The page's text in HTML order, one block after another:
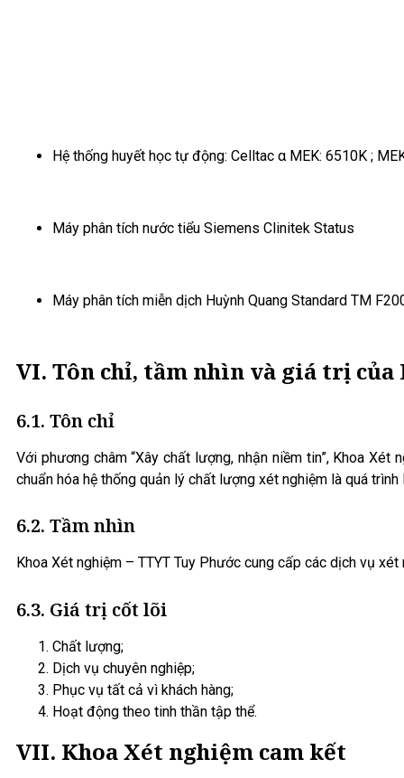
Hệ thống huyết học tự động: Celltac α MEK: 6510K ;
Máy phân tích nước tiểu Siemens Clinitek Status
Máy phân tích miễn dịch Huỳnh Quang Standard TM
VI. Tôn chỉ, tầm nhìn và giá trị của
6.1. Tôn chỉ
Với phương châm “Xây chất lượng, nhận niềm tin”, Khoa
chuẩn hóa hệ thống quản lý chất lượng xét nghiệm là quá
6.2. Tầm nhìn
Khoa Xét nghiệm – TTYT Tuy Phước cung cấp các dịch vụ
6.3. Giá trị cốt lõi
Chất lượng;
Dịch vụ chuyên nghiệp;
Phục vụ tất cả vì khách hàng;
Hoạt động theo tinh thần tập thể.
VII. Khoa Xét nghiệm cam kết